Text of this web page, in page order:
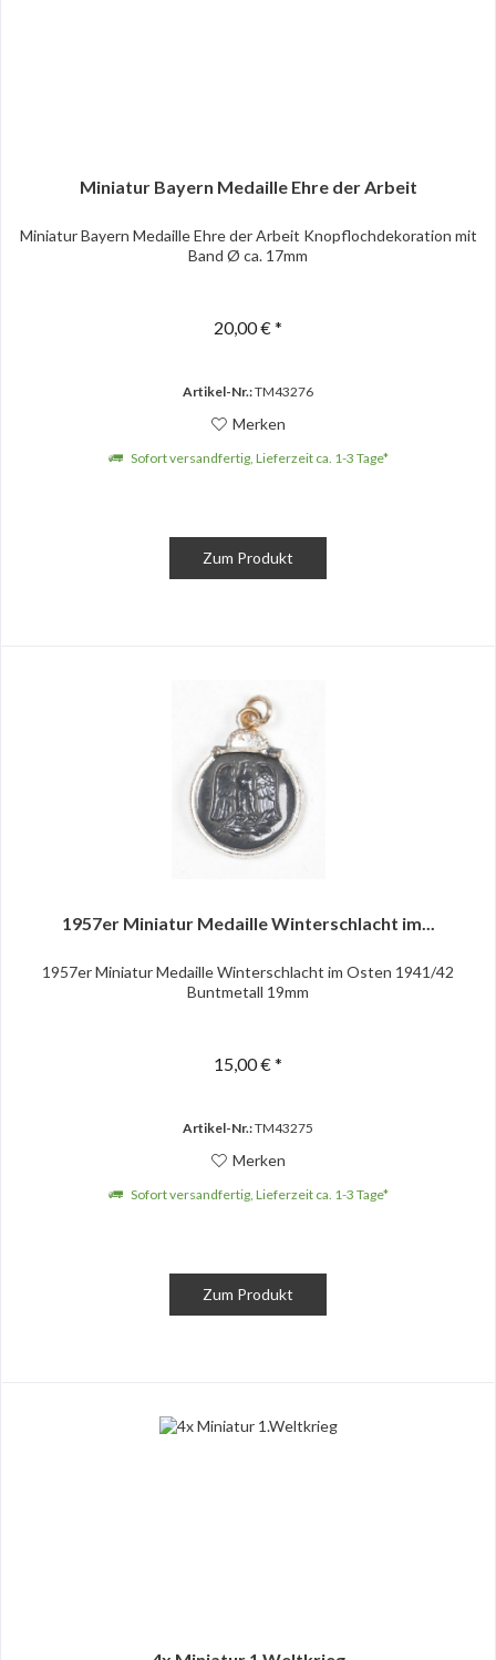
Miniatur Bayern Medaille Ehre der Arbeit
Miniatur Bayern Medaille Ehre der Arbeit Knopflochdekoration mit
Band Ø ca. 17mm
20,00 € *
Artikel-Nr.:TM43276
Merken
Sofort versandfertig, Lieferzeit ca. 1-3 Tage*
Zum Produkt
1957er Miniatur Medaille Winterschlacht im...
1957er Miniatur Medaille Winterschlacht im Osten 1941/42
Buntmetall 19mm
15,00 € *
Artikel-Nr.:TM43275
Merken
Sofort versandfertig, Lieferzeit ca. 1-3 Tage*
Zum Produkt